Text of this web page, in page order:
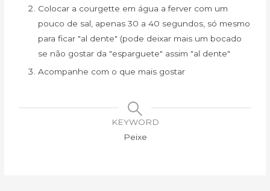
Colocar a courgette em água a ferver com um
pouco de sal, apenas 30 a 40 segundos, só mesmo
para ficar "al dente" (pode deixar mais um bocado
se não gostar da "esparguete" assim "al dente"
Acompanhe com o que mais gostar
KEYWORD
Peixe